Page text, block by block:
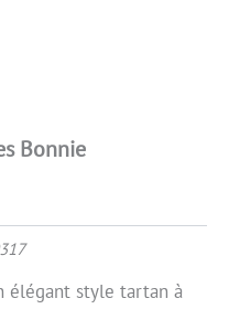
Bonnie
élégant style tartan à